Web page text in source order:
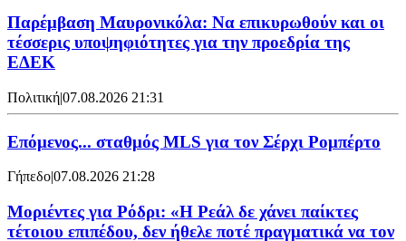
Παρέμβαση Μαυρονικόλα: Να επικυρωθούν και οι
τέσσερις υποψηφιότητες για την προεδρία της
ΕΔΕΚ
Πολιτική|07.08.2026 21:31
Επόμενος... σταθμός MLS για τον Σέρχι Ρομπέρτο
Γήπεδο|07.08.2026 21:28
Μοριέντες για Ρόδρι: «Η Ρεάλ δε χάνει παίκτες
τέτοιου επιπέδου, δεν ήθελε ποτέ πραγματικά να τον